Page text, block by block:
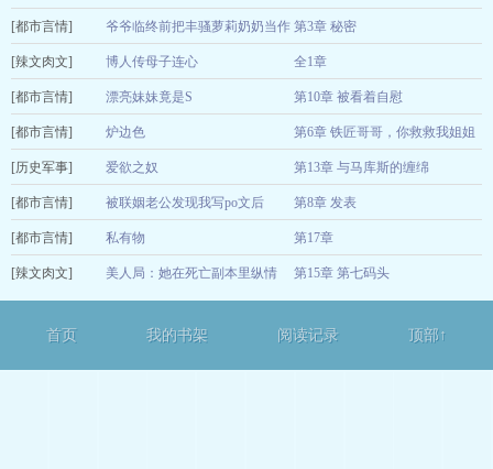
教了 smoonm
[都市言情] 爷爷临终前把丰骚萝莉奶奶当作
遗产留给我
第3章 秘密
[辣文肉文] 博人传母子连心 全1章
拉萨吐司
[都市言情] 漂亮妹妹竟是S 第10章 被看着自慰
麒缘 08-05
[都市言情] 炉边色 第6章 铁匠哥哥，你救救我姐姐
白天玛奇朵
[历史军事] 爱欲之奴 第13章 与马库斯的缠绵
时节
[都市言情] 被联姻老公发现我写po文后 第8章 发表
要和前任搞四爱
[都市言情] 私有物 第17章
高文羡
[辣文肉文] 美人局：她在死亡副本里纵情 第15章 第七码头
首页 我的书架 阅读记录 顶部↑